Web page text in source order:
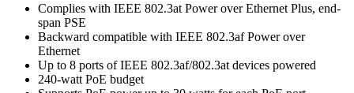
Complies with IEEE 802.3at Power over Ethernet Plus, end-
span PSE
Backward compatible with IEEE 802.3af Power over
Ethernet
Up to 8 ports of IEEE 802.3af/802.3at devices powered
240-watt PoE budget